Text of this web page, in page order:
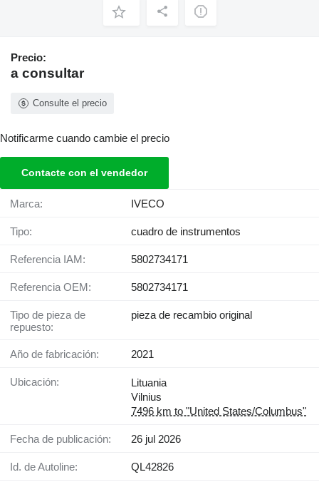
Precio:
a consultar
Consulte el precio
Notificarme cuando cambie el precio
Contacte con el vendedor
Marca: IVECO
Tipo: cuadro de instrumentos
Referencia IAM: 5802734171
Referencia OEM: 5802734171
Tipo de pieza de
repuesto:
pieza de recambio original
Año de fabricación: 2021
Ubicación:
Lituania
Vilnius
7496 km to "United States/Columbus"
Fecha de publicación: 26 jul 2026
Id. de Autoline: QL42826